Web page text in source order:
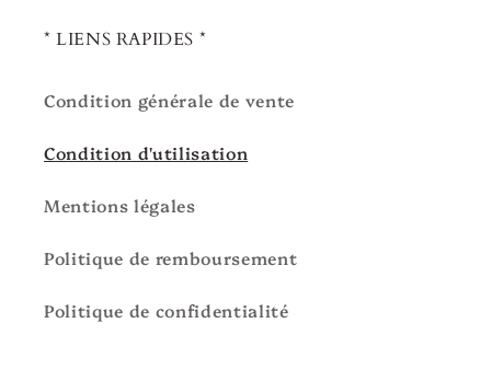
* LIENS RAPIDES *
Condition générale de vente
Condition d'utilisation
Mentions légales
Politique de remboursement
Politique de confidentialité